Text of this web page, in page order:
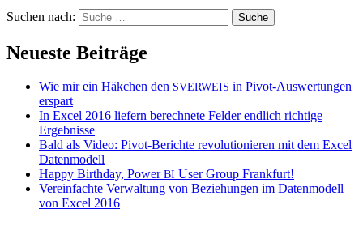
Suchen nach:
Neueste Beiträge
Wie mir ein Häkchen den SVERWEIS in Pivot-Auswertungen
erspart
In Excel 2016 liefern berechnete Felder endlich richtige
Ergebnisse
Bald als Video: Pivot-Berichte revolutionieren mit dem Excel
Datenmodell
Happy Birthday, PowerBI User Group Frankfurt!
Vereinfachte Verwaltung von Beziehungen im Datenmodell
von Excel 2016